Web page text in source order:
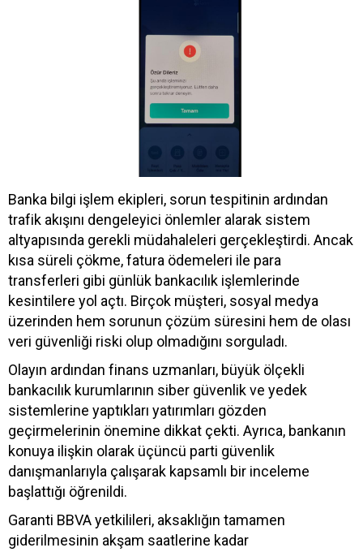
Banka bilgi işlem ekipleri, sorun tespitinin ardından
trafik akışını dengeleyici önlemler alarak sistem
altyapısında gerekli müdahaleleri gerçekleştirdi. Ancak
kısa süreli çökme, fatura ödemeleri ile para
transferleri gibi günlük bankacılık işlemlerinde
kesintilere yol açtı. Birçok müşteri, sosyal medya
üzerinden hem sorunun çözüm süresini hem de olası
veri güvenliği riski olup olmadığını sorguladı.
Olayın ardından finans uzmanları, büyük ölçekli
bankacılık kurumlarının siber güvenlik ve yedek
sistemlerine yaptıkları yatırımları gözden
geçirmelerinin önemine dikkat çekti. Ayrıca, bankanın
konuya ilişkin olarak üçüncü parti güvenlik
danışmanlarıyla çalışarak kapsamlı bir inceleme
başlattığı öğrenildi.
Garanti BBVA yetkilileri, aksaklığın tamamen
giderilmesinin akşam saatlerine kadar